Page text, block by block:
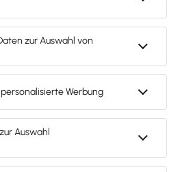
Business den
unserer Software für